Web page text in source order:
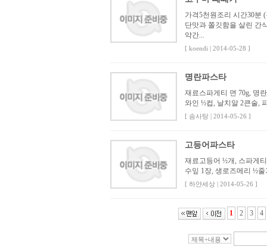
가격5천원조리 시간30분
단맛과 쫄깃함을 살린 간
약간...
[ koendi | 2014-05-28 ]
명란파스타
재료스파게티 면 70g, 명
와인 ½컵, 날치알 2큰술,
[ 솜사탕 | 2014-05-26 ]
고등어파스타
재료고등어 ½개, 스파게
수잎 1장, 생로즈메리 ½
[ 하얀세상 | 2014-05-26 ]
1 2 3 4